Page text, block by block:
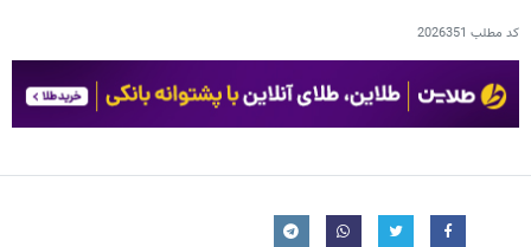
کد مطلب 2026351